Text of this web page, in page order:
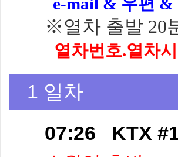
※열차 출발 20
열차번호.열차
1 일차
07:26 KTX